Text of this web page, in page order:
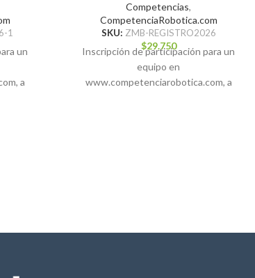
1
un
a
Competencias,
CompetenciaRobotica.com
SKU: ZMB-REGISTRO2026
$29.750
Inscripción de participación para un
equipo en
www.competenciarobotica.com, a